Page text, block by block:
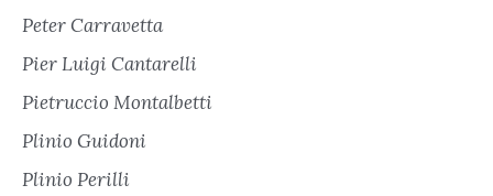
Peter Carravetta
Pier Luigi Cantarelli
Pietruccio Montalbetti
Plinio Guidoni
Plinio Perilli